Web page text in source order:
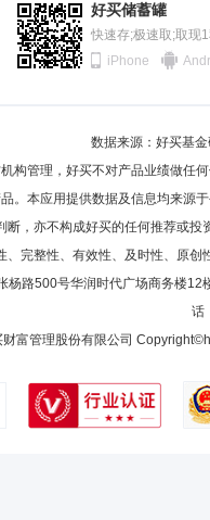
好买储蓄罐
快速存;极速取;取现
iPhone
数据来源：好买基
构管理，好买不对产品业绩做
。本应用提供数据及信息均来
，亦不构成好买的任何推荐或
、完整性、有效性、及时性、原
杨路500号华润时代广场商务楼12
话
财富管理股份有限公司